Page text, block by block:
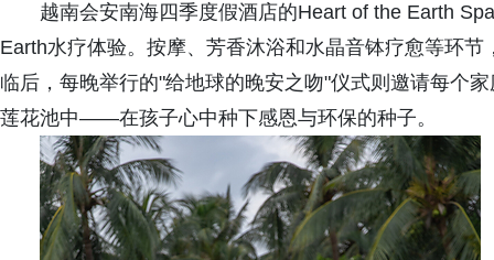
越南会安南海四季度假酒店的Heart of the Earth
Earth水疗体验。按摩、芳香沐浴和水晶音钵疗愈等环
临后，每晚举行的"给地球的晚安之吻"仪式则邀请每个
莲花池中——在孩子心中种下感恩与环保的种子。